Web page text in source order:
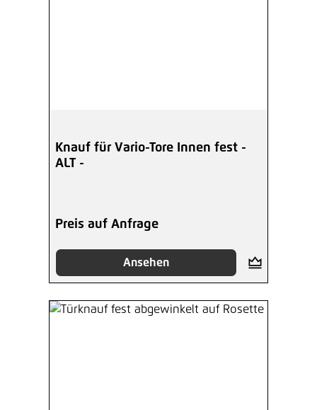
Knauf für Vario-Tore Innen fest -
ALT -
Preis auf Anfrage
Ansehen